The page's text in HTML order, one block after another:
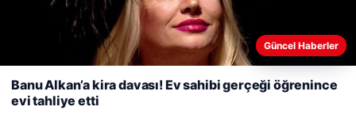
Hastaş Beton
26/05/2026
Web sitemizi nasıl kullandığınızı daha iyi anlayabilmek,
deneyiminizi kişiselleştirmek ve geliştirmek amacıyla çerezler
kullanıyoruz. Çerez Politikamız
Reddet
Güncel Haberler
Banu Alkan’a kira davası! Ev sahibi gerçeği öğrenince
evi tahliye etti